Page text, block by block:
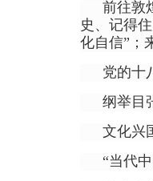
前往敦
史、记得
化自信”；
党的十
纲举目
文化兴
“当代